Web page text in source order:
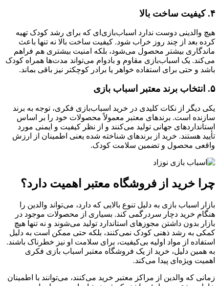
۴. کیفیت ساخت بالا
هیچ والدینی دوست ندارد اسباب‌بازی‌ای که برای رشد کودک تهیه
کرده بعد از چند روز خراب شود. کیفیت ساخت بالا نه تنها باعث
ماندگاری بیشتر محصول می‌شود، بلکه امنیت بیشتری هم فراهم
می‌کند. یک اسباب‌بازی مقاوم و بادوام می‌تواند مدت‌ها همراه کودک
باشد و حتی برای استفاده خواهر یا برادر کوچکتر نیز باقی بماند.
۵. انتخاب برند معتبر اسباب بازی
یکی دیگر از نکات کلیدی در خرید اسباب‌بازی فکری، توجه به برند
سازنده است. برندهای معتبر معمولاً محصولات خود را بر اساس
استانداردهای جهانی تولید می‌کنند و از نظر کیفیت و ایمنی مورد
تأیید هستند. خرید از برندهای شناخته‌ شده یعنی اطمینان از ارزش
واقعی محصول و تضمین سلامت کودک.
چرا خرید از فروشگاه معتبر اهمیت دارد؟
بازار اسباب ‌بازی به دلیل تنوع بالایی که دارد، می‌تواند والدین را
هنگام خرید دچار سردرگمی کند. بسیاری از محصولات موجود در
بازار بدون داشتن مجوزهای استاندارد تولید می‌شوند و نه تنها هیچ
کمکی به رشد ذهنی کودک نمی‌کنند، بلکه حتی ممکن است به دلیل
استفاده از مواد اولیه بی‌کیفیت، برای سلامت او نیز خطرناک باشند.
به همین دلیل، خرید از یک فروشگاه معتبر اسباب بازی فکری
اهمیت ویژه‌ای پیدا می‌کند.
زمانی که والدین از مراکز معتبر خرید می‌کنند، می‌توانند با اطمینان